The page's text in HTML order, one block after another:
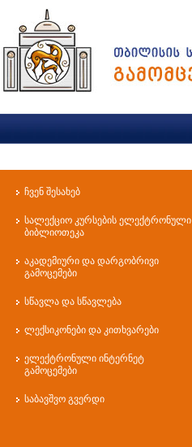
ჩვენ შესახებ
სალექციო კურსების ელექტრონული
ბიბლიოთეკა
აკადემიური და დარგობრივი
გამოცემები
სწავლა და სწავლება
ლექსიკონები და კითხვარები
ელექტრონული ინტერნეტ
გამოცემები
საბავშვო გვერდი